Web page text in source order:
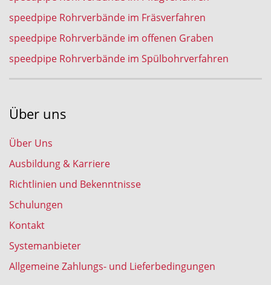
speedpipe Rohrverbände im Fräsverfahren
speedpipe Rohrverbände im offenen Graben
speedpipe Rohrverbände im Spülbohrverfahren
Über uns
Über Uns
Ausbildung & Karriere
Richtlinien und Bekenntnisse
Schulungen
Kontakt
Systemanbieter
Allgemeine Zahlungs- und Lieferbedingungen